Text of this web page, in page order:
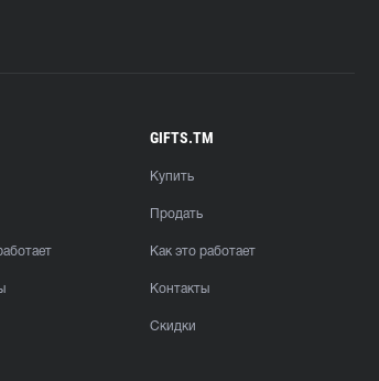
GIFTS.TM
Купить
Продать
Как это работает
Контакты
Скидки